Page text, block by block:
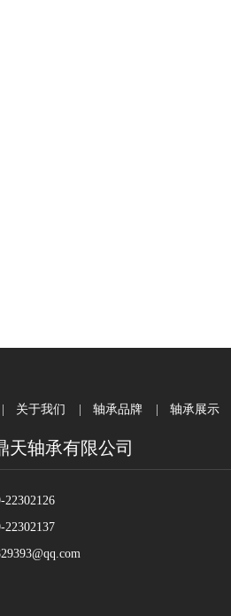
关于我们 轴承品牌 轴承展示
天轴承有限公司
22302126
22302137